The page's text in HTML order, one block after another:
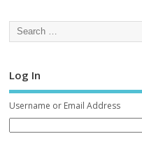
Log In
Username or Email Address